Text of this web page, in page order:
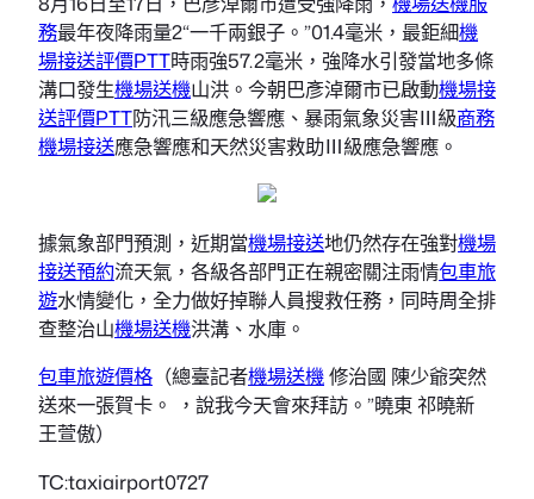
務最年夜降雨量2“一千兩銀子。”01.4毫米，最鉅細機
場接送評價PTT時雨強57.2毫米，強降水引發當地多條
溝口發生機場送機山洪。今朝巴彥淖爾市已啟動機場接
送評價PTT防汛三級應急響應、暴雨氣象災害Ⅲ級商務
機場接送應急響應和天然災害救助Ⅲ級應急響應。
據氣象部門預測，近期當機場接送地仍然存在強對機場
接送預約流天氣，各級各部門正在親密關注雨情包車旅
遊水情變化，全力做好掉聯人員搜救任務，同時周全排
查整治山機場送機洪溝、水庫。
包車旅遊價格 （總臺記者機場送機修治國 陳少爺突然
送來一張賀卡。 ，說我今天會來拜訪。”曉東 祁曉新
王萱傲）
TC:taxiairport0727